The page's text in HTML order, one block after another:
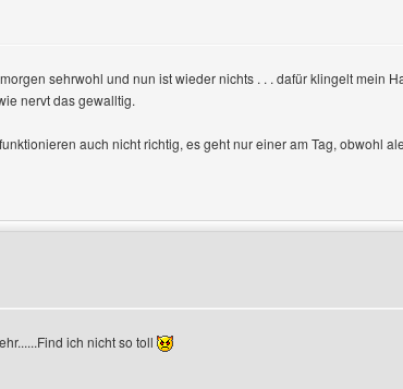
sehrwohl und nun ist wieder nichts . . . dafür klingelt mein
nervt das gewalltig.
auch nicht richtig, es geht nur einer am Tag, obwohl
crew-2010
ich nicht so toll